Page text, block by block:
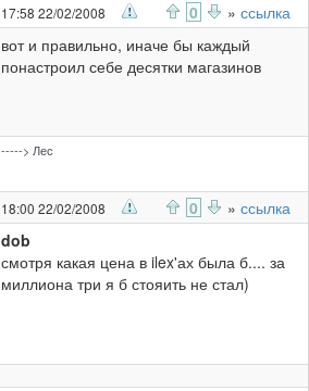
17:58 22/02/2008 0 » ссылка
вот и правильно, иначе бы каждый
понастроил себе десятки магазинов
-----> Лес
18:00 22/02/2008 0 » ссылка
dob
смотря какая цена в ilex'ах была б.... за
миллиона три я б стояить не стал)